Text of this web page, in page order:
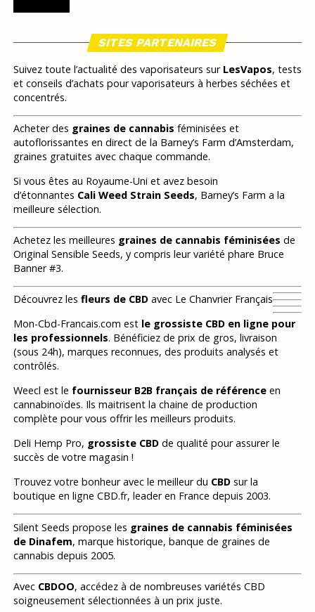
SITES PARTENAIRES
Suivez toute l’actualité des vaporisateurs sur LesVapos, tests
et conseils d’achats pour vaporisateurs à herbes séchées et
concentrés.
Acheter des graines de cannabis féminisées et
autoflorissantes en direct de la Barney’s Farm d’Amsterdam,
graines gratuites avec chaque commande.
Si vous êtes au Royaume-Uni et avez besoin
d’étonnantes Cali Weed Strain Seeds, Barney’s Farm a la
meilleure sélection.
Achetez les meilleures graines de cannabis féminisées de
Original Sensible Seeds, y compris leur variété phare Bruce
Banner #3.
Découvrez les fleurs de CBDavec Le Chanvrier Français
Mon-Cbd-Francais.com est le grossiste CBD en ligne pour
les professionnels. Bénéficiez de prix de gros, livraison
(sous 24h), marques reconnues, des produits analysés et
contrôlés.
Weecl est le fournisseur B2B français de référenceen
cannabinoïdes. Ils maitrisent la chaine de production
complète pour vous offrir les meilleurs produits.
Deli Hemp Pro, grossiste CBDde qualité pour assurer le
succès de votre magasin !
Trouvez votre bonheur avec le meilleur du CBDsur la
boutique en ligne CBD.fr, leader en France depuis 2003.
Silent Seeds propose les graines de cannabis féminisées
de Dinafem, marque historique, banque de graines de
cannabis depuis 2005.
Avec CBDOO, accédez à de nombreuses variétés CBD
soigneusement sélectionnées à un prix juste.